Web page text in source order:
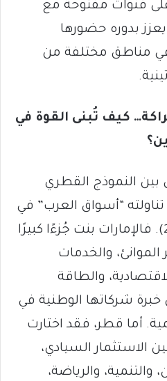
قنوات مفتوحة مع
بدوره حضورها
مناطق مختلفة من
كيف تُبنى القوة في
بين النموذج القطري
تناولته “أسواق العرب” في
تحليل سابق (20/6/2026). فالإمارات بنت جُزءًا كبيرًا
والخدمات
والطاقة
شركاتها الوطنية في
أما قطر، فقد اختارت
الاستثمار السيادي،
والتنمية، والرياضة،